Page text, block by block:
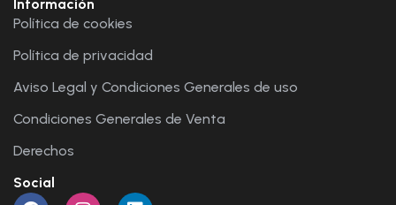
Información
Política de cookies
Política de privacidad
Aviso Legal y Condiciones Generales de uso
Condiciones Generales de Venta
Derechos
Social